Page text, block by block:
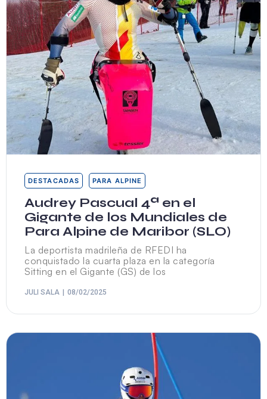
DESTACADAS PARA ALPINE
Audrey Pascual 4ª en el
Gigante de los Mundiales de
Para Alpine de Maribor (SLO)
La deportista madrileña de RFEDI ha
conquistado la cuarta plaza en la categoría
Sitting en el Gigante (GS) de los
JULI SALA 08/02/2025